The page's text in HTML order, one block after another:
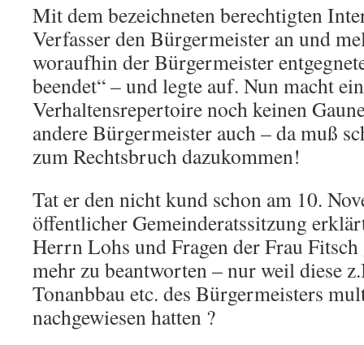
Mit dem bezeichneten berechtigten
Verfasser den Bürgermeister an und
woraufhin der Bürgermeister
beendet“ – und legte auf. Nun macht
Verhaltensrepertoire noch keinen
andere Bürgermeister auch – da muß
zum Rechtsbruch dazukommen!
Tat er den nicht kund schon am 10.
öffentlicher Gemeinderatssitzung
Herrn Lohs und Fragen der Frau
mehr zu beantworten – nur weil diese
Tonanbbau etc. des Bürgermeisters
nachgewiesen hatten ?